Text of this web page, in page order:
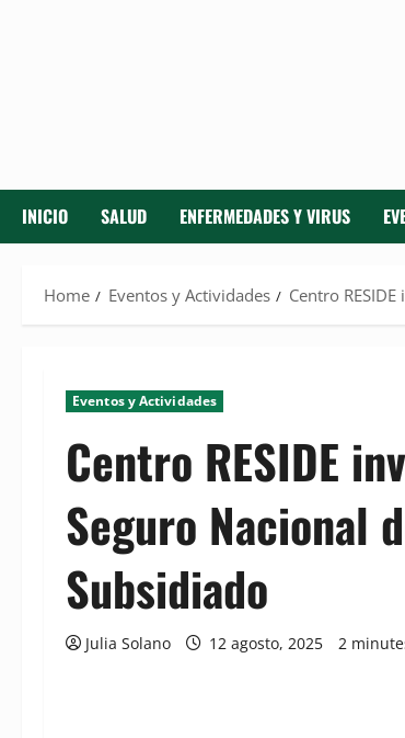
INICIO SALUD ENFERMEDADES Y VIRUS
Home Eventos y Actividades Centro
Eventos y Actividades
Centro RESIDE
Seguro Nacional
Subsidiado
Julia Solano 12 agosto, 2025 2